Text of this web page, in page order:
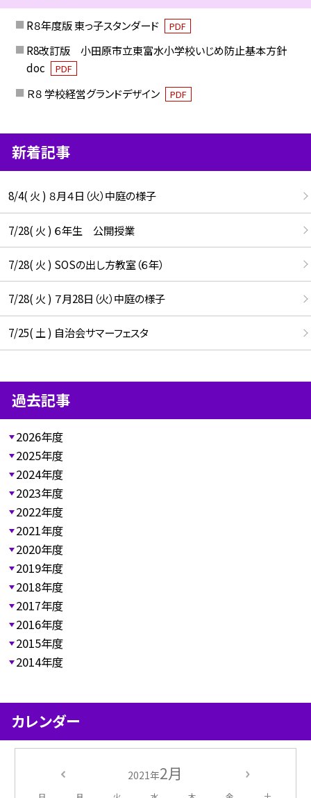
R８年度版 東っ子スタンダード PDF
R8改訂版 小田原市立東富水小学校いじめ防止基本方針
doc
PDF
Ｒ８ 学校経営グランドデザイン PDF
新着記事
8/4( 火 ) ８月４日（火）中庭の様子
7/28( 火 ) ６年生 公開授業
7/28( 火 ) SOSの出し方教室（６年）
7/28( 火 ) ７月28日（火）中庭の様子
7/25( 土 ) 自治会サマーフェスタ
過去記事
2026年度
2025年度
2024年度
2023年度
2022年度
2021年度
2020年度
2019年度
2018年度
2017年度
2016年度
2015年度
2014年度
カレンダー
2021年2月